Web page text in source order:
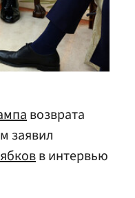
возврата
заявил
в интервью